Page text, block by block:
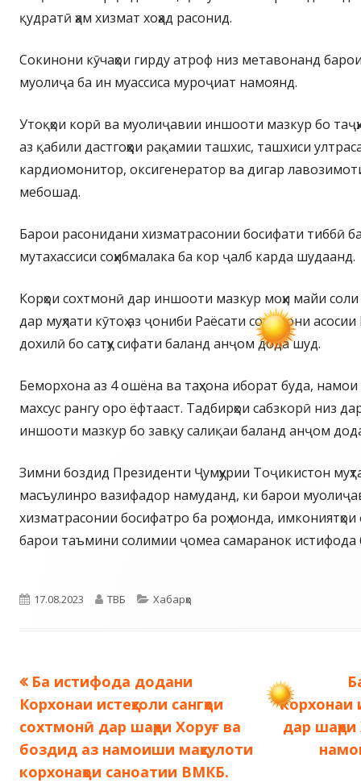
қудратӣ ҳам хизмат хоҳад расонид.
Сокинони кӯчаҳои гирду атроф низ метавонанд
муолиҷа ба ин муассиса муроҷиат намоянд.
Утоқҳои корӣ ва муолиҷавии иншооти мазкур бо
аз қабили дастгоҳҳои рақамии ташхис, ташхиси
кардиомонитор, оксигенератор ва дигар
мебошад.
Барои расонидани хизматрасонии босифати тиббӣ
мутахассиси соҳибмалака ба кор ҷалб карда шудаанд.
Корҳои сохтмонӣ дар иншооти мазкур моҳи майи
дар муҳлати кӯтоҳ аз ҷониби Раёсати сохтмони
дохилӣ бо сатҳу сифати баланд анҷом дода шуд.
Беморхона аз 4 ошёна ва таҳхона иборат буда,
махсус рангу оро ёфтааст. Тадбирҳои сабзкорӣ низ
иншооти мазкур бо завқу салиқаи баланд анҷом
Зимни боздид Президенти Ҷумҳурии Тоҷикистон
масъулинро вазифадор намуданд, ки барои
хизматрасонии босифатро ба роҳ монда,
барои таъмини солимии ҷомеа самаранок истифода
Опубликовано
17.08.2023 Автор
ТВБ Рубрики
Хабарҳо
Навигация
по
записям
Предыдущая
запись:
Ба истифода додани
Корхонаи истеҳсоли сангҳои
сохтмонӣ дар шаҳри Хоруғ ва
боздид аз намоиши маҳсулоти
корхонаҳои саноатии ВМКБ.
корхонаи
дар